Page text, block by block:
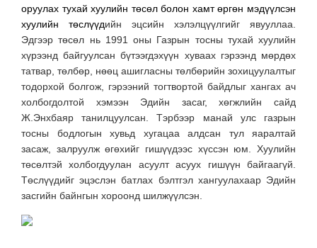
оруулах тухай хуулийн төсөл болон хамт өргөн мэдүүлсэн
хуулийн төслүүдийн эцсийн хэлэлцүүлгийг явууллаа.
Эдгээр төсөл нь 1991 оны Газрын тосны тухай хуулийн
хүрээнд байгуулсан бүтээгдэхүүн хуваах гэрээнд мөрдөх
татвар, төлбөр, нөөц ашигласны төлбөрийн зохицуулалтыг
тодорхой болгож, гэрээний тогтвортой байдлыг хангах ач
холбогдолтой хэмээн Эдийн засаг, хөгжлийн сайд
Ж.Энхбаяр танилцуулсан. Тэрбээр манай улс газрын
тосны бодлогын хувьд хугацаа алдсан тул яаралтай
засаж, залруулж өгөхийг гишүүдээс хүссэн юм. Хуулийн
төсөлтэй холбогдуулан асуулт асуух гишүүн байгаагүй.
Төслүүдийг эцэслэн батлах бэлтгэл хангуулахаар Эдийн
засгийн байнгын хороонд шилжүүлсэн.